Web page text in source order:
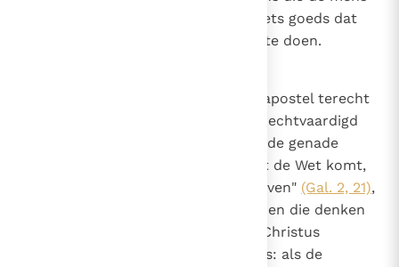
niet doet; maar de mens doet niets goeds dat
God hem niet heeft gegeven om te doen.
Natuur en genade. Net zoals de apostel terecht
zegt tegen hen die, omdat ze gerechtvaardigd
wilden worden door de Wet, van de genade
afvielen: "Als de gerechtigheid uit de Wet komt,
dan is Christus tevergeefs gestorven" (Gal. 2, 21),
zo wordt terecht gezegd tegen hen die denken
dat de genade, die het geloof in Christus
aanbeveelt en ontvangt, natuur is: als de